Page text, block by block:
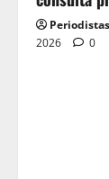
i
o
2026
0